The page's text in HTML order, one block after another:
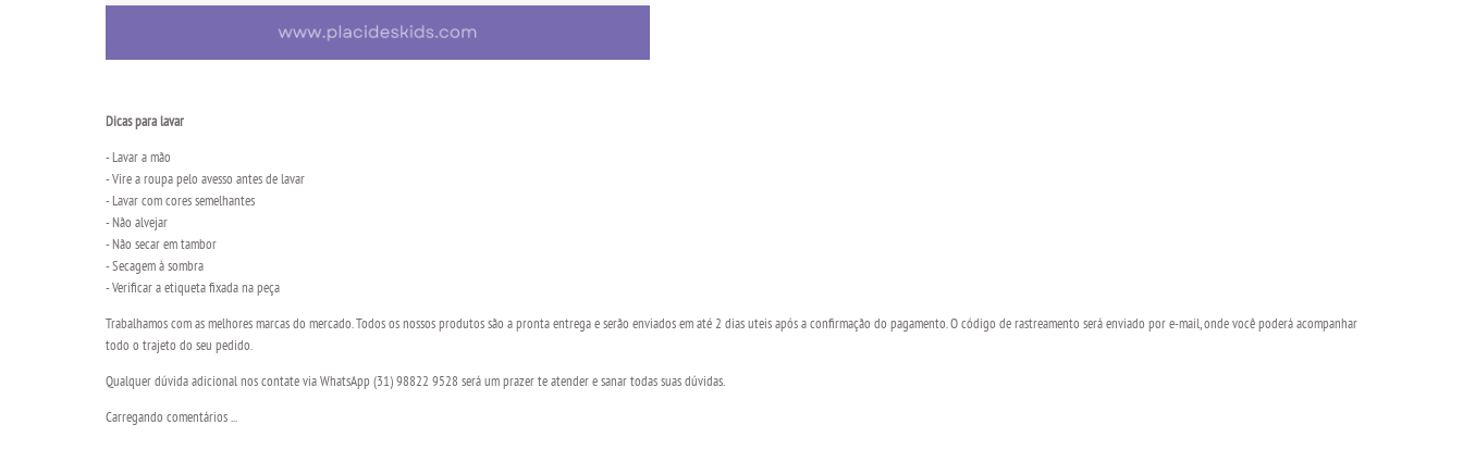
Dicas para lavar
- Lavar a mão
- Vire a roupa pelo avesso antes de lavar
- Lavar com cores semelhantes
- Não alvejar
- Não secar em tambor
- Secagem à sombra
- Verificar a etiqueta fixada na peça
Trabalhamos com as melhores marcas do mercado. Todos os nossos produtos são a pronta entrega e serão enviados em até 2 dias uteis após a confirmação do pagamento. O código de rastreamento será enviado por e-mail, onde você poderá acompanhar
todo o trajeto do seu pedido.
Qualquer dúvida adicional nos contate via WhatsApp (31) 98822 9528 será um prazer te atender e sanar todas suas dúvidas.
Carregando comentários ...